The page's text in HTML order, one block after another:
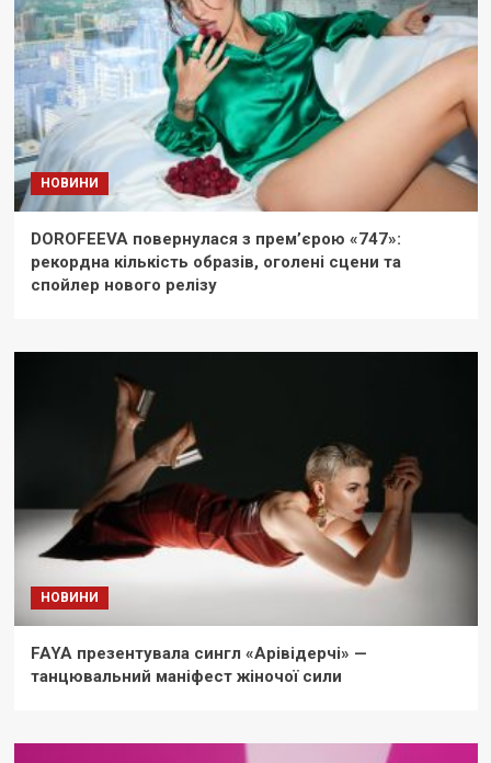
НОВИНИ
DOROFEEVA повернулася з прем’єрою «747»:
рекордна кількість образів, оголені сцени та
спойлер нового релізу
НОВИНИ
FAYA презентувала сингл «Арівідерчі» —
танцювальний маніфест жіночої сили